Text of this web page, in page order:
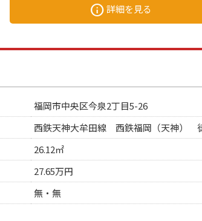
info詳細を見る
福岡市中央区今泉2丁目5-26
西鉄天神大牟田線 西鉄福岡（天神）
26.12㎡
27.65万円
無・無